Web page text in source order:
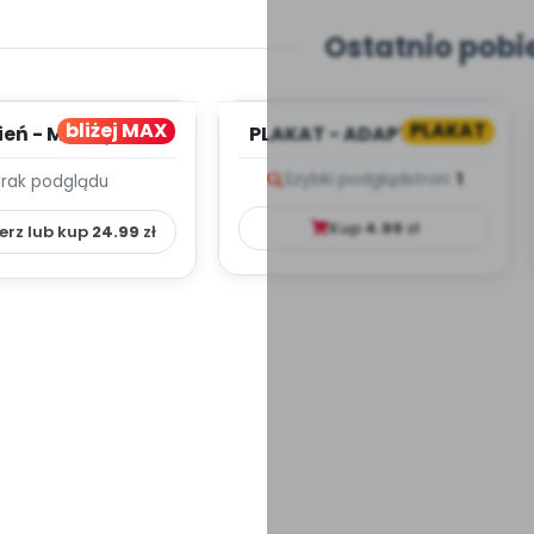
Ostatnio
bliżej MAX
- MIESIĘCZNY
–
podglądu
lub kup 24.99 zł
PLAKAT
PLAKAT - ADAPTACJA -
Szybki podgląd stron: 1
Kup4.99zł